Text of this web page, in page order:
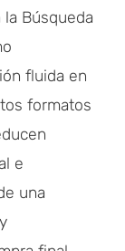
Búsqueda
fluida en
formatos
e
una